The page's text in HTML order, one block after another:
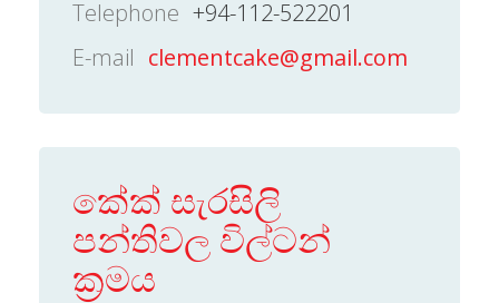
Telephone +94-112-522201
E-mail clementcake@gmail.com
කේක් සැරසිලි
පන්තිවල විල්ටන්
ක්‍රමය